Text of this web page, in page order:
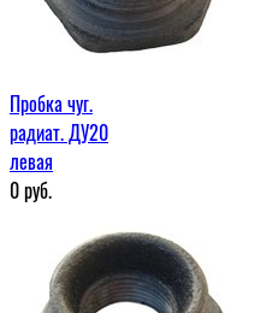
Пробка чуг.
радиат. ДУ20
левая
0руб.